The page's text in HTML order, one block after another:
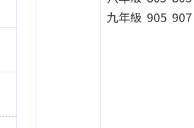
九年級 905